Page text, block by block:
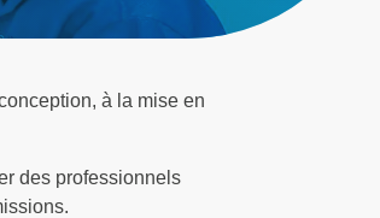
à la mise en
des professionnels